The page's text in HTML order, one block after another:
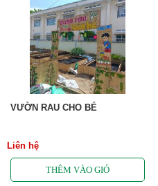
VƯỜN RAU CHO BÉ
Liên hệ